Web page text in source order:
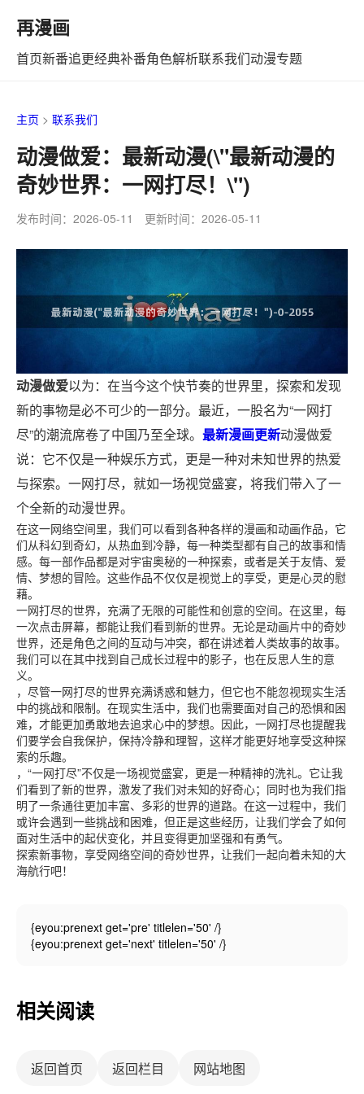
再漫画
首页新番追更经典补番角色解析联系我们动漫专题
主页 > 联系我们
动漫做爱：最新动漫(\"最新动漫的
奇妙世界：一网打尽！\")
发布时间：2026-05-11 更新时间：2026-05-11
动漫做爱以为：在当今这个快节奏的世界里，探索和发现
新的事物是必不可少的一部分。最近，一股名为“一网打
尽”的潮流席卷了中国乃至全球。 最新漫画更新动漫做爱
说：它不仅是一种娱乐方式，更是一种对未知世界的热爱
与探索。一网打尽，就如一场视觉盛宴，将我们带入了一
个全新的动漫世界。
在这一网络空间里，我们可以看到各种各样的漫画和动画作品，它
们从科幻到奇幻，从热血到冷静，每一种类型都有自己的故事和情
感。每一部作品都是对宇宙奥秘的一种探索，或者是关于友情、爱
情、梦想的冒险。这些作品不仅仅是视觉上的享受，更是心灵的慰
藉。
一网打尽的世界，充满了无限的可能性和创意的空间。在这里，每
一次点击屏幕，都能让我们看到新的世界。无论是动画片中的奇妙
世界，还是角色之间的互动与冲突，都在讲述着人类故事的故事。
我们可以在其中找到自己成长过程中的影子，也在反思人生的意
义。
，尽管一网打尽的世界充满诱惑和魅力，但它也不能忽视现实生活
中的挑战和限制。在现实生活中，我们也需要面对自己的恐惧和困
难，才能更加勇敢地去追求心中的梦想。因此，一网打尽也提醒我
们要学会自我保护，保持冷静和理智，这样才能更好地享受这种探
索的乐趣。
，“一网打尽”不仅是一场视觉盛宴，更是一种精神的洗礼。它让我
们看到了新的世界，激发了我们对未知的好奇心；同时也为我们指
明了一条通往更加丰富、多彩的世界的道路。在这一过程中，我们
或许会遇到一些挑战和困难，但正是这些经历，让我们学会了如何
面对生活中的起伏变化，并且变得更加坚强和有勇气。
探索新事物，享受网络空间的奇妙世界，让我们一起向着未知的大
海航行吧！
{eyou:prenext get='pre' titlelen='50' /}
{eyou:prenext get='next' titlelen='50' /}
相关阅读
返回首页 返回栏目 网站地图